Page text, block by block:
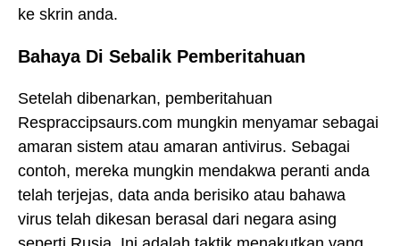
ke skrin anda.
Bahaya Di Sebalik Pemberitahuan
Setelah dibenarkan, pemberitahuan
Respraccipsaurs.com mungkin menyamar sebagai
amaran sistem atau amaran antivirus. Sebagai
contoh, mereka mungkin mendakwa peranti anda
telah terjejas, data anda berisiko atau bahawa
virus telah dikesan berasal dari negara asing